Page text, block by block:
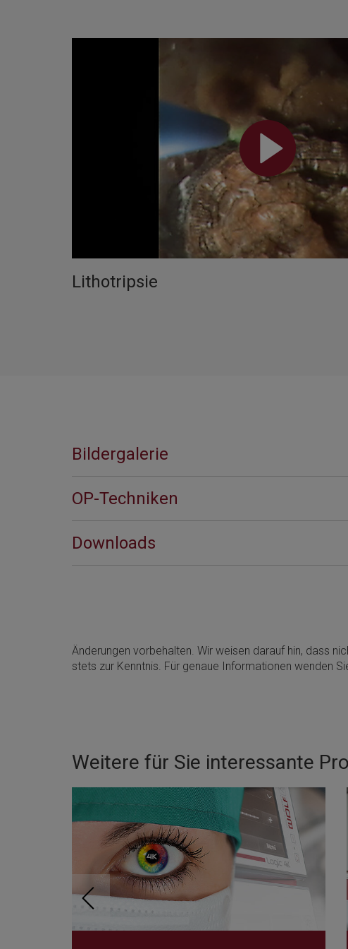
Lithotripsie
Bildergalerie
OP-Techniken
Downloads
Änderungen vorbehalten. Wir weisen darauf hin, dass
stets zur Kenntnis. Für genaue Informationen wenden
Weitere für Sie interessante